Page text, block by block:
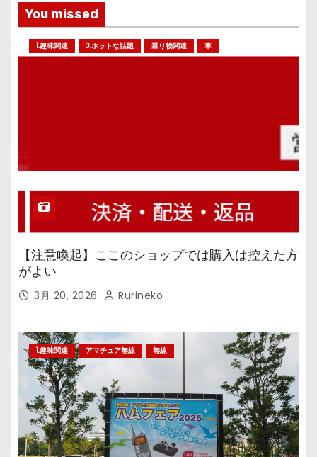
You missed
1.趣味関連 3.ホットな話題 乗り物関連 車
【注意喚起】ここのショップでは購入は控えた方
がよい
3月 20, 2026 Rurineko
1.趣味関連 アマチュア無線 無線